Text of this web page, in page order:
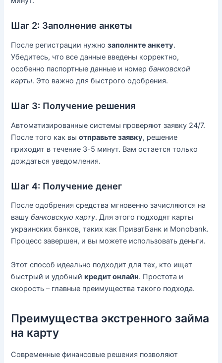
Шаг 2: Заполнение анкеты
После регистрации нужнозаполните анкету.
Убедитесь, что все данные введены корректно,
особенно паспортные данные и номербанковской
карты. Это важно для быстрого одобрения.
Шаг 3: Получение решения
Автоматизированные системы проверяют заявку 24/7.
После того как выотправьте заявку, решение
приходит в течение 3-5 минут. Вам остается только
дождаться уведомления.
Шаг 4: Получение денег
После одобрения средства мгновенно зачисляются на
вашубанковскую карту. Для этого подходят карты
украинских банков, таких как ПриватБанк и Monobank.
Процесс завершен, и вы можете использовать деньги.
Этот способ идеально подходит для тех, кто ищет
быстрый и удобныйкредит онлайн. Простота и
скорость – главные преимущества такого подхода.
Преимущества экстренного займа
на карту
Современные финансовые решения позволяют